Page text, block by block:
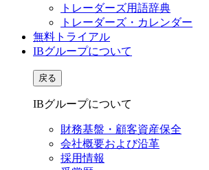
トレーダーズ用語辞典
トレーダーズ・カレンダー
無料トライアル
IBグループについて
戻る
IBグループについて
財務基盤・顧客資産保全
会社概要および沿革
採用情報